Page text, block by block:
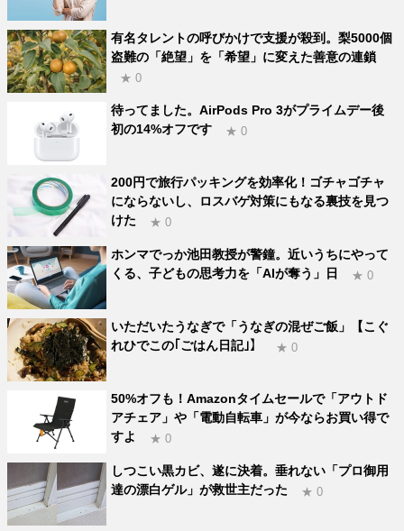
有名タレントの呼びかけで支援が殺到。梨5000個
盗難の「絶望」を「希望」に変えた善意の連鎖
★ 0
待ってました。AirPods Pro 3がプライムデー後
初の14%オフです
★ 0
200円で旅行パッキングを効率化！ゴチャゴチャ
にならないし、ロスバゲ対策にもなる裏技を見つ
けた
★ 0
ホンマでっか池田教授が警鐘。近いうちにやって
くる、子どもの思考力を「AIが奪う」日
★ 0
いただいたうなぎで「うなぎの混ぜご飯」【こぐ
れひでこの｢ごはん日記｣】
★ 0
50%オフも！Amazonタイムセールで「アウトド
アチェア」や「電動自転車」が今ならお買い得で
すよ
★ 0
しつこい黒カビ、遂に決着。垂れない「プロ御用
達の漂白ゲル」が救世主だった
★ 0